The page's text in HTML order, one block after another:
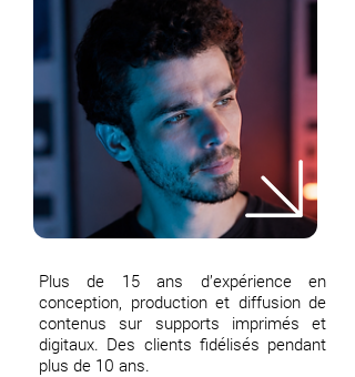
Plus de 15 ans d’expérience en
conception, production et diffusion de
contenus sur supports imprimés et
digitaux. Des clients fidélisés pendant
plus de 10 ans.